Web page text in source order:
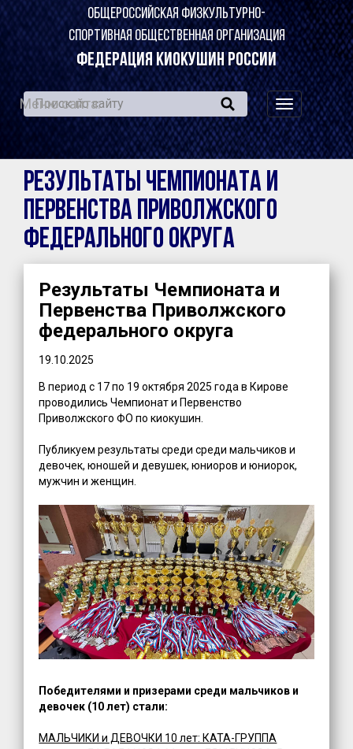
ОБЩЕРОССИЙСКАЯ ФИЗКУЛЬТУРНО-
СПОРТИВНАЯ ОБЩЕСТВЕННАЯ ОРГАНИЗАЦИЯ
ФЕДЕРАЦИЯ КИОКУШИН РОССИИ
навигация
по
сайту
Меню сайта:
Результаты Чемпионата и
Первенства Приволжского
федерального округа
Результаты Чемпионата и
Первенства Приволжского
федерального округа
19.10.2025
В период с 17 по 19 октября 2025 года в Кирове
проводились Чемпионат и Первенство
Приволжского ФО по киокушин.
Публикуем результаты среди среди мальчиков и
девочек, юношей и девушек, юниоров и юниорок,
мужчин и женщин.
Победителями и призерами среди мальчиков и
девочек (10 лет) стали:
МАЛЬЧИКИ и ДЕВОЧКИ 10 лет: КАТА-ГРУППА